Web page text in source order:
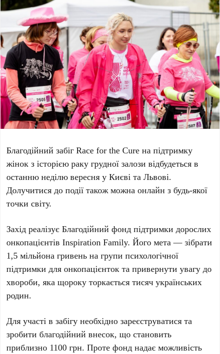
Благодійний забігRace for the Cure на підтримку
жінок з історією раку грудної залози відбудеться в
останню неділю вересня уКиєві таЛьвові.
Долучитися до події також можна онлайн з будь-якої
точки світу.
Захід реалізуєБлагодійний фонд підтримки дорослих
онкопацієнтів Inspiration Family. Його мета — зібрати
1,5 мільйона гривень на групи психологічної
підтримки для онкопацієнток та привернути увагу до
хвороби, яка щороку торкається тисяч українських
родин.
Для участі в забігу необхідно зареєструватися та
зробити благодійний внесок, що становить
приблизно 1100 грн. Проте фонд надає можливість